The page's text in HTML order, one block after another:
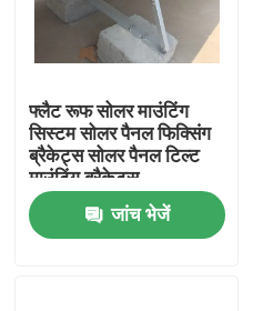
फ्लैट रूफ सोलर माउंटिंग
सिस्टम सोलर पैनल फिक्सिंग
ब्रैकेट्स सोलर पैनल टिल्ट
माउंटिंग ब्रैकेट्स
जांच भेजें